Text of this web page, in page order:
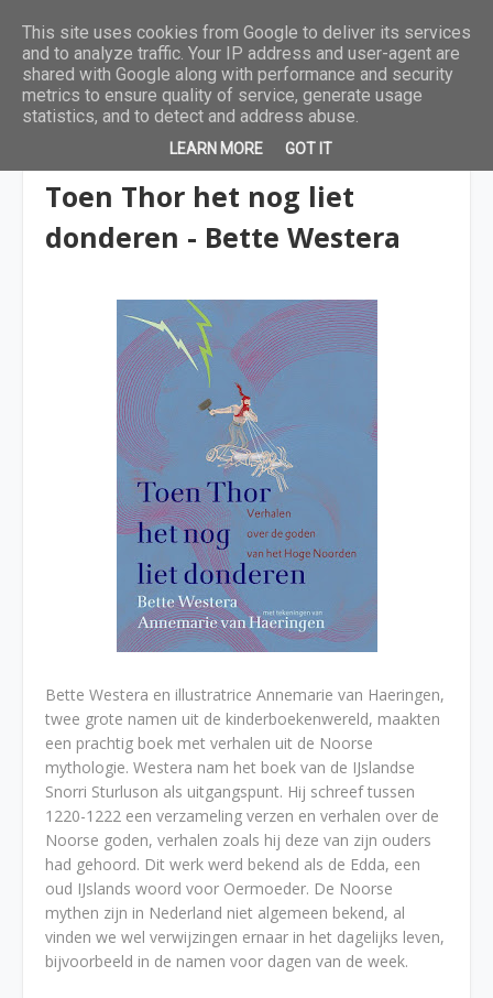
Toen Thor het nog liet
donderen - Bette Westera
Bette Westera en illustratrice Annemarie van Haeringen,
twee grote namen uit de kinderboekenwereld, maakten
een prachtig boek met verhalen uit de Noorse
mythologie. Westera nam het boek van de IJslandse
Snorri Sturluson als uitgangspunt. Hij schreef tussen
1220-1222 een verzameling verzen en verhalen over de
Noorse goden, verhalen zoals hij deze van zijn ouders
had gehoord. Dit werk werd bekend als de Edda, een
oud IJslands woord voor Oermoeder. De Noorse
mythen zijn in Nederland niet algemeen bekend, al
vinden we wel verwijzingen ernaar in het dagelijks leven,
bijvoorbeeld in de namen voor dagen van de week.
This site uses cookies from Google to deliver its services
and to analyze traffic. Your IP address and user-agent are
shared with Google along with performance and security
metrics to ensure quality of service, generate usage
statistics, and to detect and address abuse.
LEARN MORE GOT IT